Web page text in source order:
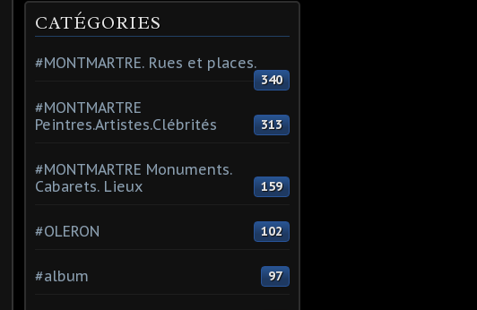
CATÉGORIES
#MONTMARTRE. Rues et places.
340
#MONTMARTRE
Peintres.Artistes.Clébrités
313
#MONTMARTRE Monuments.
Cabarets. Lieux
159
#OLERON 102
#album 97